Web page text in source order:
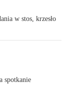
w stos, krzesło
spotkanie